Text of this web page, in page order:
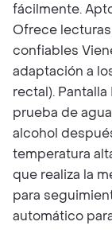
fácilmente.
Ofrece
confiables
adaptación a
rectal).
prueba de
alcohol
temperatura
que realiza la
para
automático